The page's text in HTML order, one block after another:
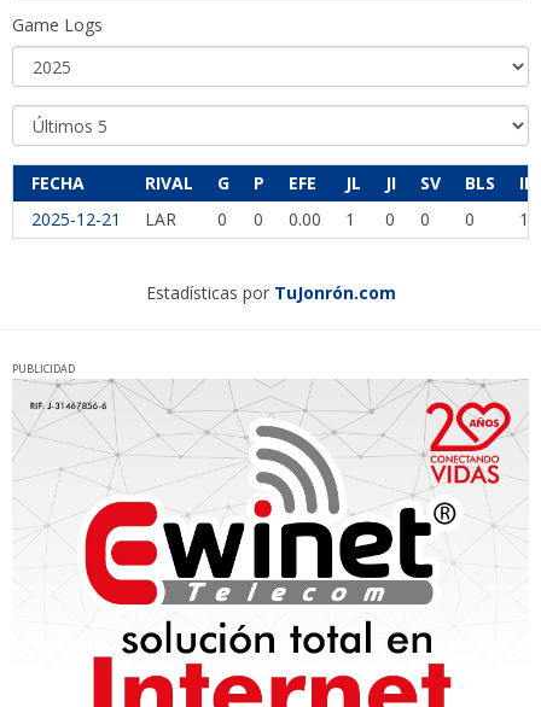
Game Logs
FECHA RIVAL G P EFE JL JI SV BLS
IP
2025-12-21
LAR 0 0 0.00 1 0 0 0 1.0
Estadísticas por TuJonrón.com
PUBLICIDAD